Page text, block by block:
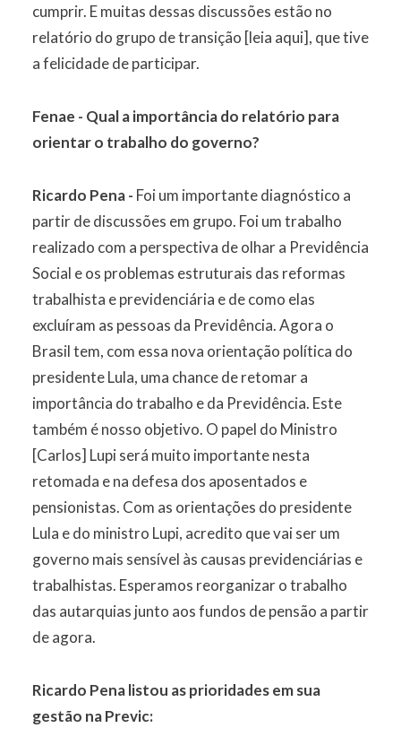
cumprir. E muitas dessas discussões estão no
relatório do grupo de transição [leia aqui], que tive
a felicidade de participar.
Fenae - Qual a importância do relatório para
orientar o trabalho do governo?
Ricardo Pena - Foi um importante diagnóstico a
partir de discussões em grupo. Foi um trabalho
realizado com a perspectiva de olhar a Previdência
Social e os problemas estruturais das reformas
trabalhista e previdenciária e de como elas
excluíram as pessoas da Previdência. Agora o
Brasil tem, com essa nova orientação política do
presidente Lula, uma chance de retomar a
importância do trabalho e da Previdência. Este
também é nosso objetivo. O papel do Ministro
[Carlos] Lupi será muito importante nesta
retomada e na defesa dos aposentados e
pensionistas. Com as orientações do presidente
Lula e do ministro Lupi, acredito que vai ser um
governo mais sensível às causas previdenciárias e
trabalhistas. Esperamos reorganizar o trabalho
das autarquias junto aos fundos de pensão a partir
de agora.
Ricardo Pena listou as prioridades em sua
gestão na Previc: